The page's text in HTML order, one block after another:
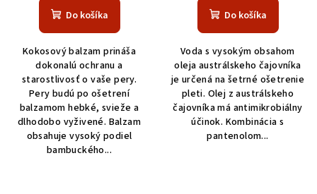
Do košíka
Kokosový balzam prináša
dokonalú ochranu a
starostlivosť o vaše pery.
Pery budú po ošetrení
balzamom hebké, svieže a
dlhodobo vyživené. Balzam
obsahuje vysoký podiel
bambuckého...
Do košíka
Voda s vysokým obsahom
oleja austrálskeho čajovníka
je určená na šetrné ošetrenie
pleti. Olej z austrálskeho
čajovníka má antimikrobiálny
účinok. Kombinácia s
pantenolom...